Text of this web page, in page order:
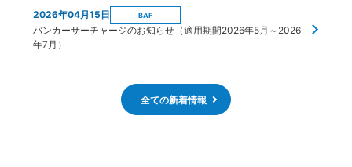
2026年04月15日 BAF
バンカーサーチャージのお知らせ（適用期間2026年5月～2026
年7月）
全ての新着情報